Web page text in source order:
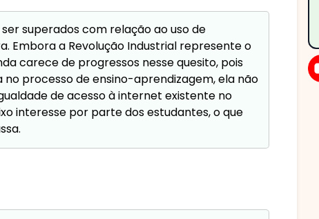
superados com relação ao uso de
Embora a Revolução Industrial represente o
carece de progressos nesse quesito, pois
processo de ensino-aprendizagem, ela não
de acesso à internet existente no
interesse por parte dos estudantes, o que